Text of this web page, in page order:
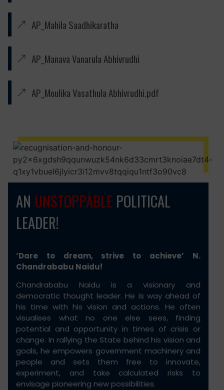
AP_Mahila Saadhikaratha
AP_Manava Vanarula Abhivrudhi
AP_Moulika Vasathula Abhivrudhi.pdf
AN UNSTOPPABLE POLITICAL
LEADER!
‘Dare to dream, strive to achieve’ N.
Chandrababu Naidu!
Chandrababu Naidu is a visionary and
democratic thought leader. He is way ahead of
his time with his vision and actions. He often
visualises what no one else sees, finding
potential and opportunity in times of crisis or
change. In rallying the State behind his vision and
goals, he empowers government machinery and
people and sets them free to innovate,
experiment, and take calculated risks to
envisage pioneering new possibilities.